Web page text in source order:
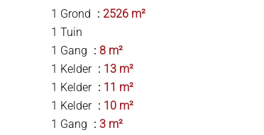
1 Grond
2526 m²
1 Tuin
1 Gang
8 m²
1 Kelder
13 m²
1 Kelder
11 m²
1 Kelder
10 m²
1 Gang
3 m²